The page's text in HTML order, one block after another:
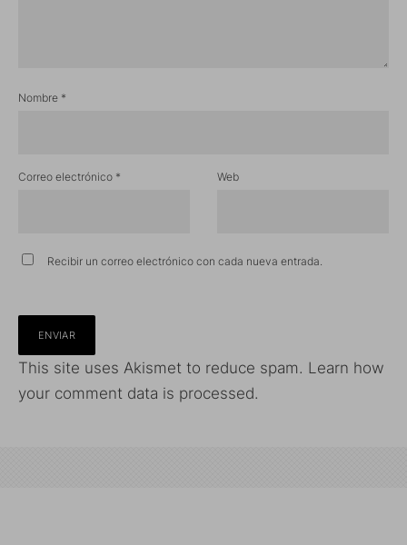
Nombre *
Correo electrónico * Web
Recibir un correo electrónico con cada nueva entrada.
This site uses Akismet to reduce spam. Learn how
your comment data is processed.